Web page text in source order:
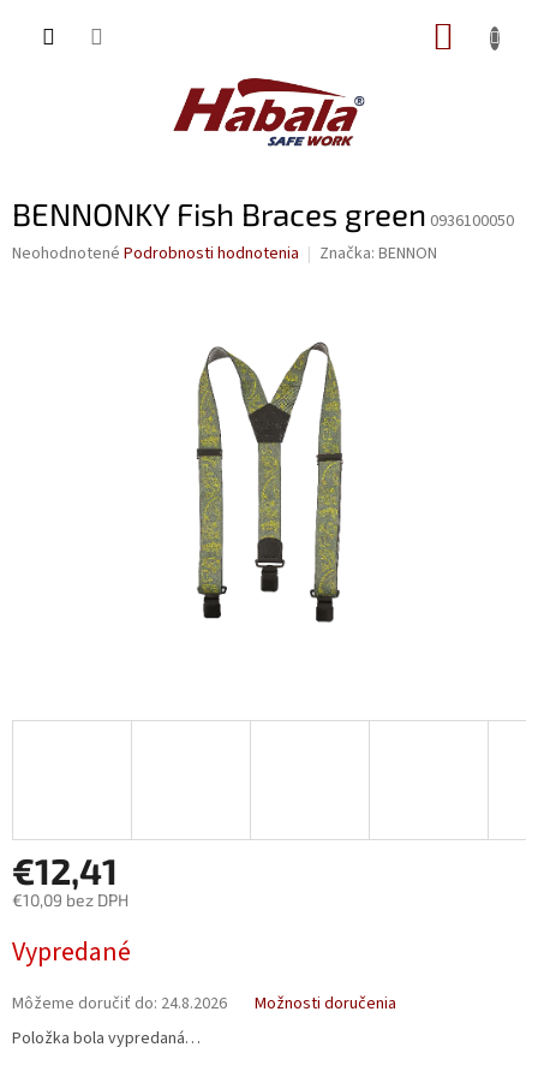
BENNONKY Fish Braces green 0936100050
Priemerné
Neohodnotené Podrobnosti hodnotenia Značka: BENNON
€12,41
€10,09 bez DPH
cena:
Vypredané
Môžeme doručiť do: 24.8.2026
Možnosti doručenia
Položka bola vypredaná…